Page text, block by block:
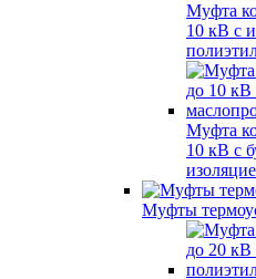
Муфта
10 кВ с
Муфта
10 кВ с
Муфты